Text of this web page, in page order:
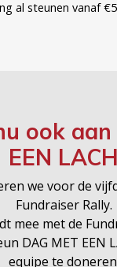
ook aan
EEN LACH
we voor de
Fundraiser Rally.
mee met de
DAG MET EEN
equipe te